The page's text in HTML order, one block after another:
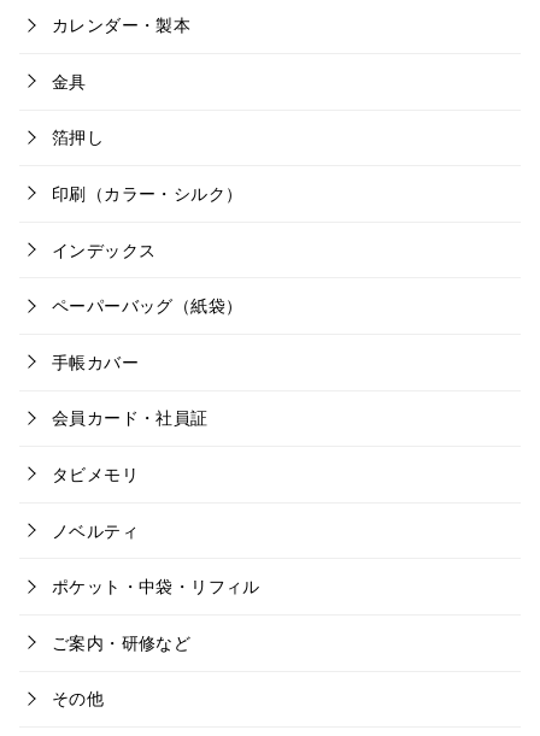
カレンダー・製本
金具
箔押し
印刷（カラー・シルク）
インデックス
ペーパーバッグ（紙袋）
手帳カバー
会員カード・社員証
タビメモリ
ノベルティ
ポケット・中袋・リフィル
ご案内・研修など
その他